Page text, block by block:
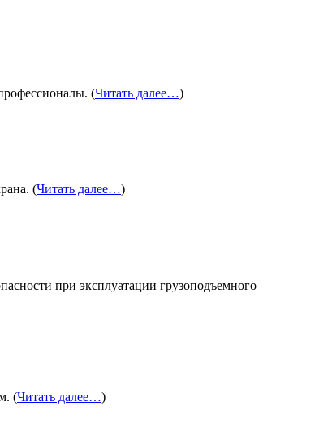
(Читать далее…)
(Читать далее…)
при эксплуатации грузоподъемного
(Читать далее…)